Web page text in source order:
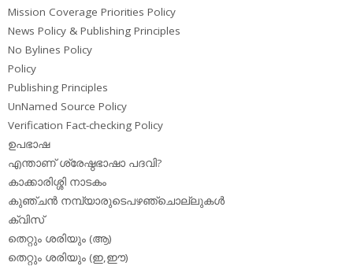
Mission Coverage Priorities Policy
News Policy & Publishing Principles
No Bylines Policy
Policy
Publishing Principles
UnNamed Source Policy
Verification Fact-checking Policy
ഉപഭാഷ
എന്താണ് ശ്രേഷ്ഠഭാഷാ പദവി?
കാക്കാരിശ്ശി നാടകം
കുഞ്ചന്‍ നമ്പ്യാരുടെപഴഞ്ചൊല്ലുകള്‍
ക്വിസ്
തെറ്റും ശരിയും (ആ)
തെറ്റും ശരിയും (ഇ,ഈ)